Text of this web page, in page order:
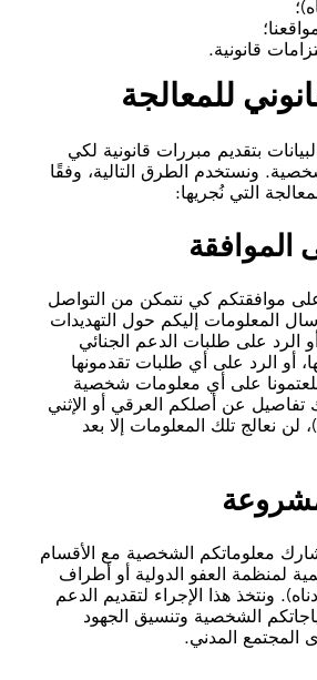
قانونية.
للمعالجة
بتقديم مبررات قانونية لكي
ونستخدم الطرق التالية، وفقًا
التي نُجريها:
موافقتكم كي نتمكن من التواصل
المعلومات إليكم حول التهديدات
الرد على طلبات الدعم الجنائي
أو الرد على أي طلبات تقدمونها
على أي معلومات شخصية
عن أصلكم العرقي أو الإثني
لن نعالج تلك المعلومات إلا بعد
معلوماتكم الشخصية مع الأقسام
لمنظمة العفو الدولية أو أطراف
ونتخذ هذا الإجراء لتقديم الدعم
الشخصية وتنسيق الجهود
المجتمع المدني.